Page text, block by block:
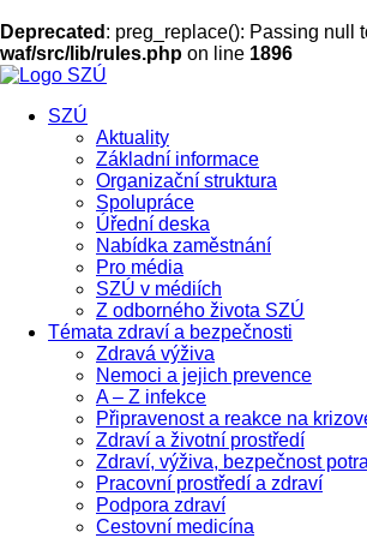
Deprecated : preg_replace(): Passing null
waf/src/lib/rules.php on line 1896
SZÚ
Aktuality
Základní informace
Organizační struktura
Spolupráce
Úřední deska
Nabídka zaměstnání
Pro média
SZÚ v médiích
Z odborného života SZÚ
Témata zdraví a bezpečnosti
Zdravá výživa
Nemoci a jejich prevence
A – Z infekce
Připravenost a reakce na
Zdraví a životní prostředí
Zdraví, výživa, bezpečnost
Pracovní prostředí a zdraví
Podpora zdraví
Cestovní medicína